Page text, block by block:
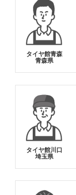
タイヤ館青森
青森県
タイヤ館川口
埼玉県